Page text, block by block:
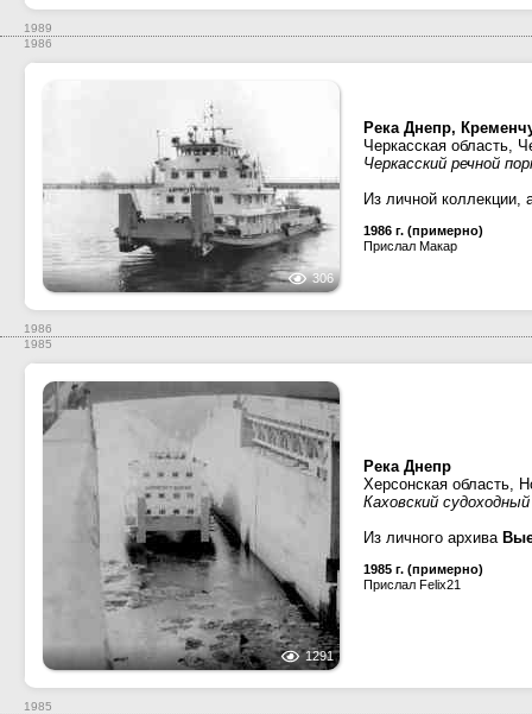
1989
1986
306
Река Днепр,
Черкасская область,
Черкасский речной
Из личной коллекции,
1986 г. (примерно)
Прислал Макар
1986
1985
1291
Река Днепр
Херсонская область,
Каховский
Из личного архива
1985 г. (примерно)
Прислал Felix21
1985